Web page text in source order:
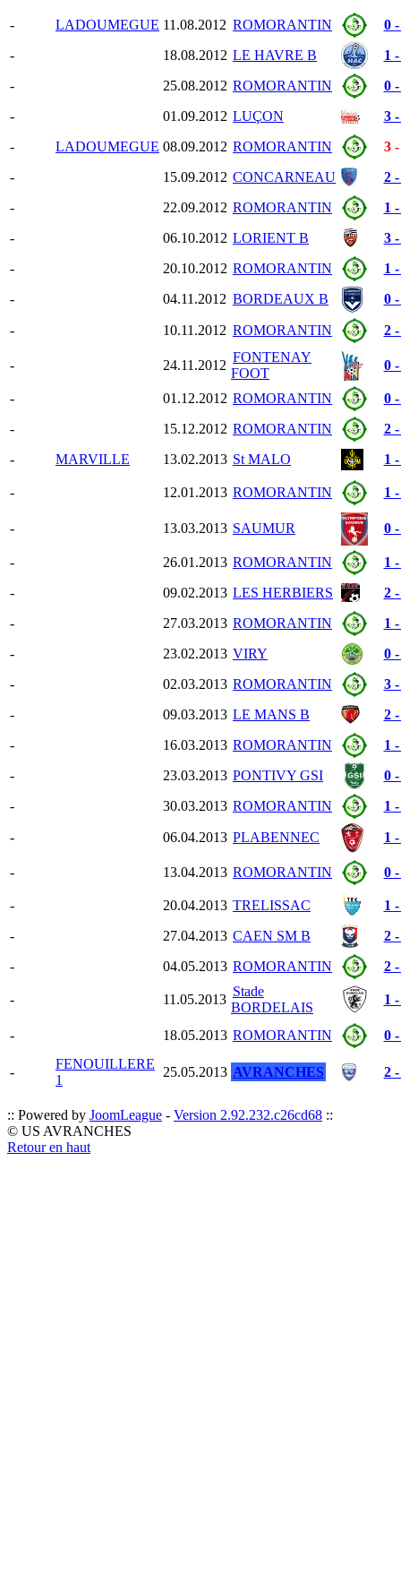
- LADOUMEGUE 11.08.2012 ROMORANTIN
0
-
18.08.2012 LE HAVRE B
1
-
25.08.2012 ROMORANTIN
0
-
01.09.2012 LUÇON
3
-
LADOUMEGUE 08.09.2012 ROMORANTIN
3
-
15.09.2012 CONCARNEAU
2
-
22.09.2012 ROMORANTIN
1
-
06.10.2012 LORIENT B
3
-
20.10.2012 ROMORANTIN
1
-
04.11.2012 BORDEAUX B 0
- 10.11.2012 ROMORANTIN 2
- 24.11.2012
FONTENAY
FOOT
0
- 01.12.2012 ROMORANTIN
0
-
15.12.2012 ROMORANTIN
2
-
MARVILLE 13.02.2013 St MALO 1
- 12.01.2013 ROMORANTIN 1
- 13.03.2013 SAUMUR 0
- 26.01.2013 ROMORANTIN
1
-
09.02.2013 LES HERBIERS
2
-
27.03.2013 ROMORANTIN
1
-
23.02.2013 VIRY
0
-
02.03.2013 ROMORANTIN
3
-
09.03.2013 LE MANS B
2
-
16.03.2013 ROMORANTIN
1
-
23.03.2013 PONTIVY GSI
0
-
30.03.2013 ROMORANTIN 1
- 06.04.2013 PLABENNEC 1
- 13.04.2013 ROMORANTIN 0
- 20.04.2013 TRELISSAC
1
-
27.04.2013 CAEN SM B
2
-
04.05.2013 ROMORANTIN 2
- 11.05.2013
Stade
BORDELAIS
1
- 18.05.2013 ROMORANTIN 0
-
FENOUILLERE
1
25.05.2013 AVRANCHES 2
:: Powered by JoomLeague - Version 2.92.232.c26cd68 ::
© US AVRANCHES
Retour en haut